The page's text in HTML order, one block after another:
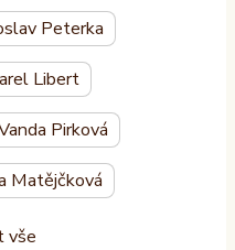
Peterka
Libert
Pirková
Matějčková
vše